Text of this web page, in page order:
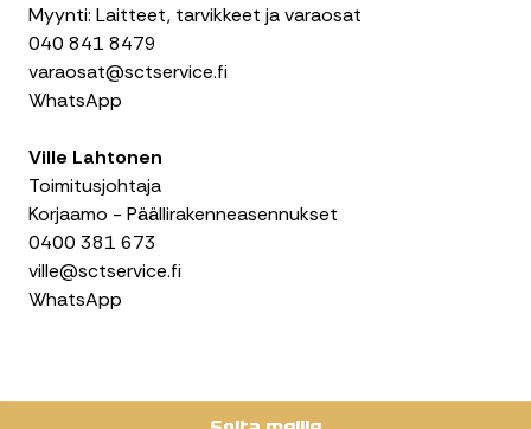
o
k
g
a
m
d
Myynti: Laitteet, tarvikkeet ja varaosat
040 841 8479
varaosat@sctservice.fi
WhatsApp
Ville Lahtonen
Toimitusjohtaja
Korjaamo - Päällirakenneasennukset
0400 381 673
ville@sctservice.fi
WhatsApp